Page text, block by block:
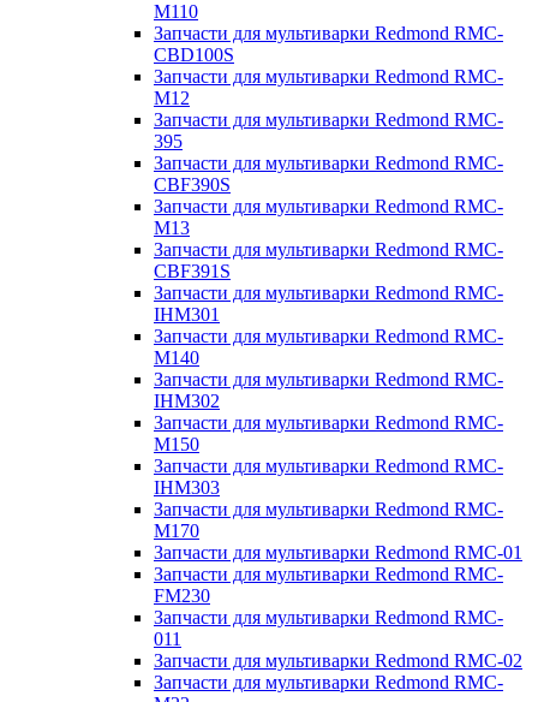
M110
Запчасти для мультиварки Redmond RMC-
CBD100S
Запчасти для мультиварки Redmond RMC-
M12
Запчасти для мультиварки Redmond RMC-
395
Запчасти для мультиварки Redmond RMC-
CBF390S
Запчасти для мультиварки Redmond RMC-
M13
Запчасти для мультиварки Redmond RMC-
CBF391S
Запчасти для мультиварки Redmond RMC-
IHM301
Запчасти для мультиварки Redmond RMC-
M140
Запчасти для мультиварки Redmond RMC-
IHM302
Запчасти для мультиварки Redmond RMC-
M150
Запчасти для мультиварки Redmond RMC-
IHM303
Запчасти для мультиварки Redmond RMC-
M170
Запчасти для мультиварки Redmond RMC-01
Запчасти для мультиварки Redmond RMC-
FM230
Запчасти для мультиварки Redmond RMC-
011
Запчасти для мультиварки Redmond RMC-02
Запчасти для мультиварки Redmond RMC-